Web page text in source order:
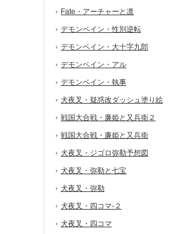
Fate・アーチャーと凛
デモンベイン・性別逆転
デモンベイン・大十字九郎
デモンベイン・アル
デモンベイン・執事
犬夜叉・疑惑改ダッシュ塗り絵
戦国大合戦・廉姫と又兵衛２
戦国大合戦・廉姫と又兵衛
犬夜叉・ジゴロ弥勒予想図
犬夜叉・弥勒と七宝
犬夜叉・弥勒
犬夜叉・四コマ-２
犬夜叉・四コマ